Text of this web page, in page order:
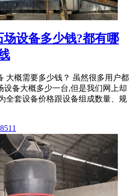
场设备多少钱?都有哪
大概需要多少钱？ 虽然很多用户都
设备大概多少一台,但是我们网上却
全套设备价格跟设备组成数量、规